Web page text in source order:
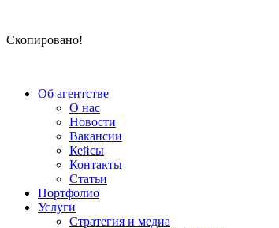
Скопировано!
Об агентстве
О нас
Новости
Вакансии
Кейсы
Контакты
Статьи
Портфолио
Услуги
Стратегия и медиа